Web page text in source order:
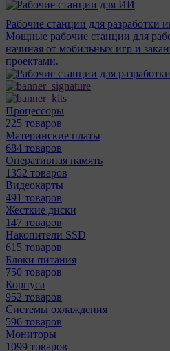
Рабочие станции для разработки
Мощные рабочие станции для
начиная от мобильных игр и
проектами.
Процессоры
225 товаров
Материнcкие платы
684 товаров
Оперативная память
1352 товаров
Видеокарты
491 товаров
Жесткие диски
147 товаров
Накопители SSD
615 товаров
Блоки питания
750 товаров
Корпуса
952 товаров
Системы охлаждения
596 товаров
Мониторы
1099 товаров